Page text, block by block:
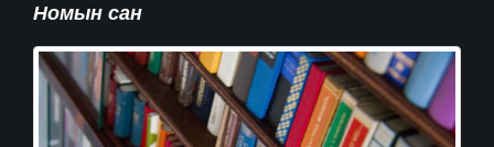
Номын сан